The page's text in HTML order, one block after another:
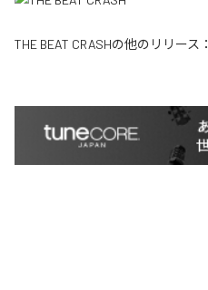
THE BEAT CRASHの他のリリース：